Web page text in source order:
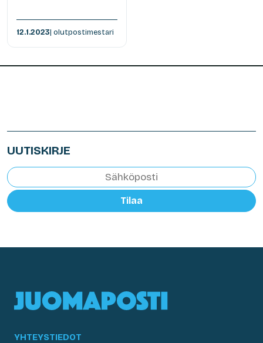
12.1.2023| olutpostimestari
UUTISKIRJE
Tilaa
YHTEYSTIEDOT